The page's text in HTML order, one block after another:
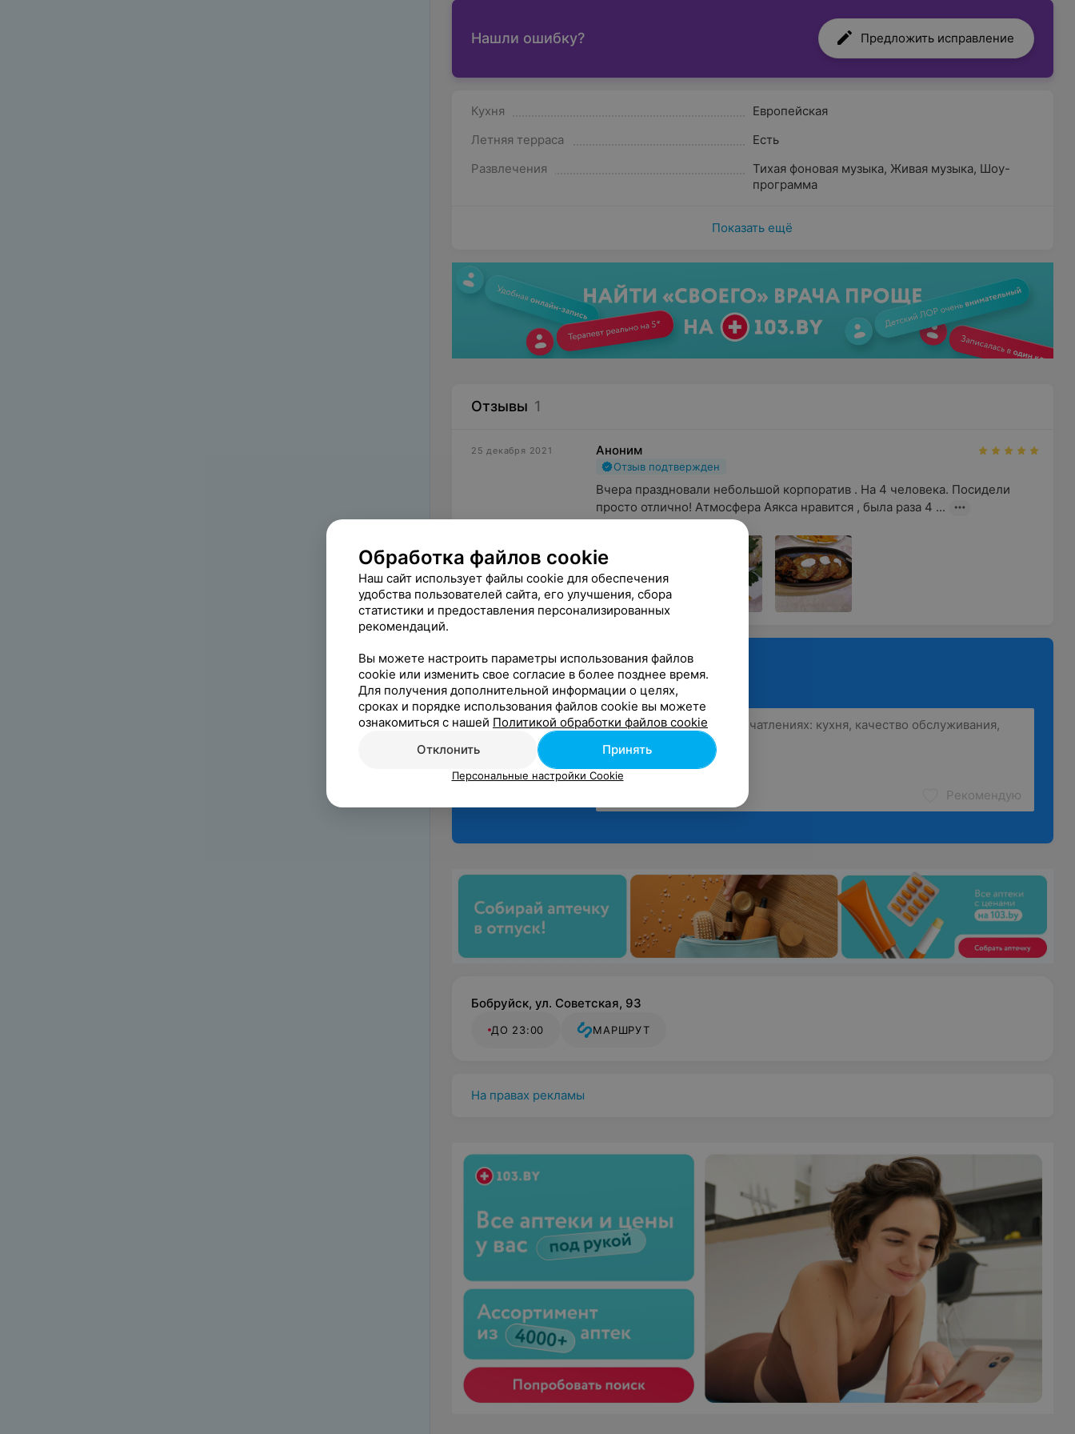
Нашли ошибку? Предложить исправление
Кухня
Европейская
Летняя терраса
Есть
Развлечения
Тихая фоновая музыка, Живая музыка, Шоу-
программа
Показать ещё
Отзывы 1
25 декабря 2021 Аноним
Отзыв подтвержден
Вчера праздновали небольшой корпоратив . На 4 человека. Посидели
просто отлично! Атмосфера Аякса нравится , была раза 4 ...
Поделитесь
мнением
Рекомендую
Бобруйск, ул. Советская, 93
ДО 23:00 МАРШРУТ
На правах рекламы
Обработка файлов cookie
Наш сайт использует файлы cookie для обеспечения
удобства пользователей сайта, его улучшения, сбора
статистики и предоставления персонализированных
рекомендаций.
Вы можете настроить параметры использования файлов
cookie или изменить свое согласие в более позднее время.
Для получения дополнительной информации о целях,
сроках и порядке использования файлов cookie вы можете
ознакомиться с нашей Политикой обработки файлов cookie
Отклонить
Принять
Персональные настройки Cookie